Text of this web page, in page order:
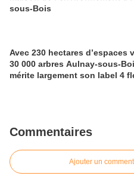
sous-Bois
Avec 230 hectares d’espaces
30 000 arbres Aulnay-sous-
mérite largement son label 4
Commentaires
Ajouter un